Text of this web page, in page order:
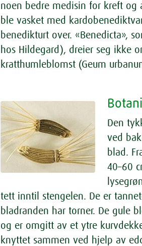
noen bedre medisin for kreft og
ble vasket med
benedikturt over. «Benedicta»,
hos Hildegard), dreier seg ikke
kratthumleblomst (Geum
Den
ved
blad.
40–60
tett inntil stengelen. De er
bladranden har torner. De gule
og er omgitt av et ytre
knyttet sammen ved hjelp av